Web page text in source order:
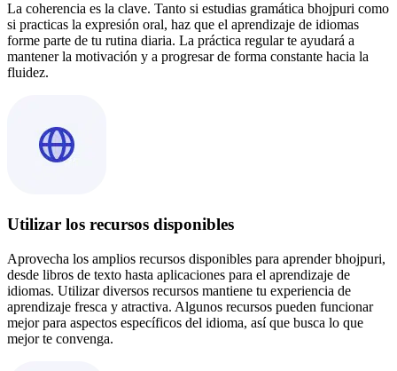
La coherencia es la clave. Tanto si estudias gramática bhojpuri como
si practicas la expresión oral, haz que el aprendizaje de idiomas
forme parte de tu rutina diaria. La práctica regular te ayudará a
mantener la motivación y a progresar de forma constante hacia la
fluidez.
Utilizar los recursos disponibles
Aprovecha los amplios recursos disponibles para aprender bhojpuri,
desde libros de texto hasta aplicaciones para el aprendizaje de
idiomas. Utilizar diversos recursos mantiene tu experiencia de
aprendizaje fresca y atractiva. Algunos recursos pueden funcionar
mejor para aspectos específicos del idioma, así que busca lo que
mejor te convenga.